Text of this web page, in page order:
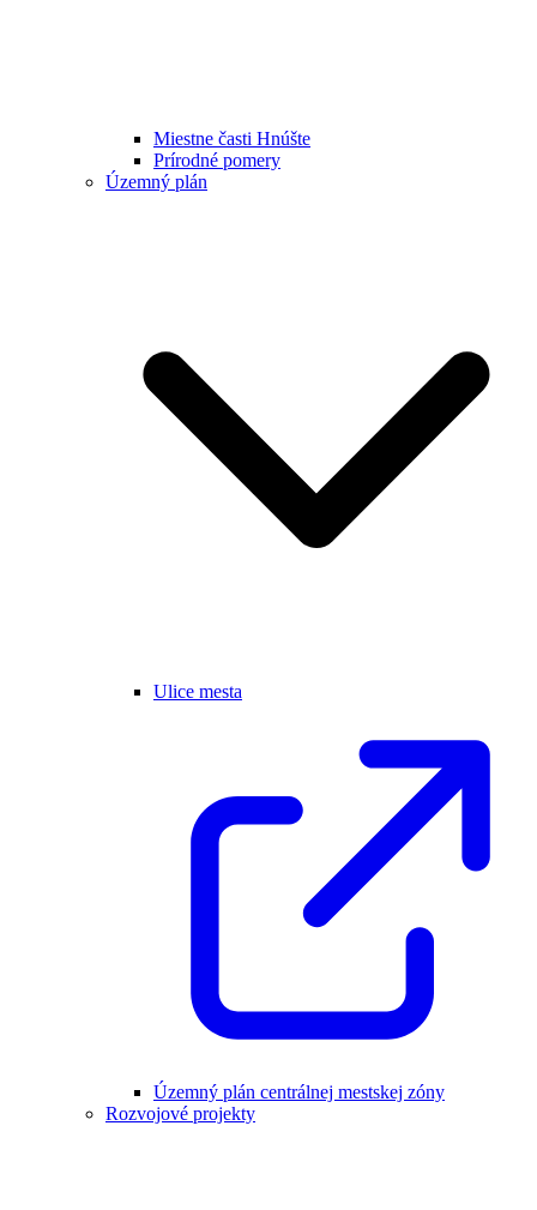
Miestne časti Hnúšte
Prírodné pomery
Územný plán
Ulice mesta
Územný plán centrálnej mestskej zóny
Rozvojové projekty